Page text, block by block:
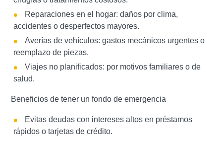
Reparaciones en el hogar: daños por clima,
accidentes o desperfectos mayores.
Averías de vehículos: gastos mecánicos urgentes o
reemplazo de piezas.
Viajes no planificados: por motivos familiares o de
salud.
Beneficios de tener un fondo de emergencia
Evitas deudas con intereses altos en préstamos
rápidos o tarjetas de crédito.